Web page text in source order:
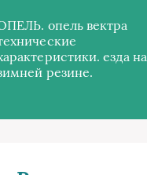
опель вектра
езда на
резине.